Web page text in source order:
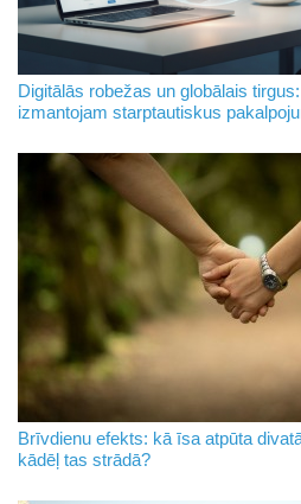
Digitālās robežas un globālais
izmantojam starptautiskus
Brīvdienu efekts: kā īsa atpūta
kādēļ tas strādā?